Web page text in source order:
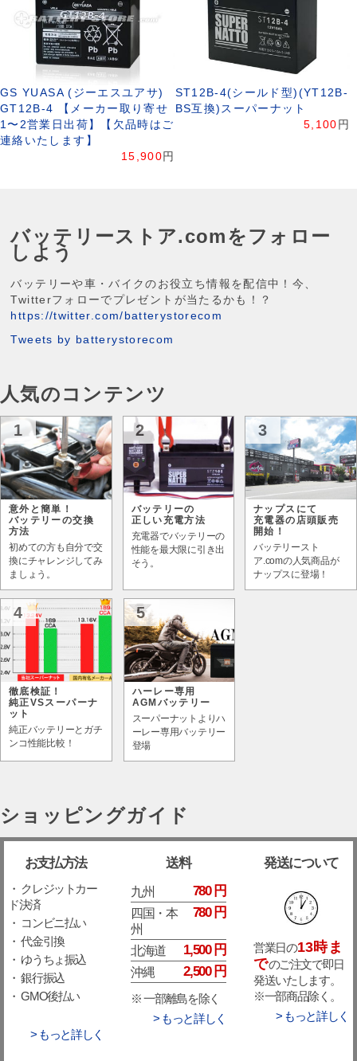
GS YUASA (ジーエスユアサ)
GT12B-4 【メーカー取り寄せ
1〜2営業日出荷】【欠品時はご
連絡いたします】
15,900 円
ST12B-4(シールド型)(YT12B-
BS互換)スーパーナット
5,100 円
バッテリーストア.comをフォロー
しよう
バッテリーや車・バイクのお役立ち情報を配信中！今、
Twitterフォローでプレゼントが当たるかも！？
https://twitter.com/batterystorecom
Tweets by batterystorecom
人気のコンテンツ
1
意外と簡単！
バッテリーの交換
方法
初めての方も自分で交
換にチャレンジしてみ
ましょう。
2
バッテリーの
正しい充電方法
充電器でバッテリーの
性能を最大限に引き出
そう。
3
ナップスにて
充電器の店頭販売
開始！
バッテリースト
ア.comの人気商品が
ナップスに登場！
4
徹底検証！
純正VSスーパーナ
ット
純正バッテリーとガチ
ンコ性能比較！
5
ハーレー専用
AGMバッテリー
スーパーナットよりハ
ーレー専用バッテリー
登場
ショッピングガイド
お支払方法
・ クレジットカー
ド決済
・ コンビニ払い
・ 代金引換
・ ゆうちょ振込
・ 銀行振込
・ GMO後払い
> もっと詳しく
送料
九州 780 円
四国・本
州
780 円
北海道 1,500 円
沖縄 2,500 円
※ 一部離島を除く
> もっと詳しく
発送について
営業日の13時ま
でのご注文で即日
発送いたします。
※一部商品除く。
> もっと詳しく